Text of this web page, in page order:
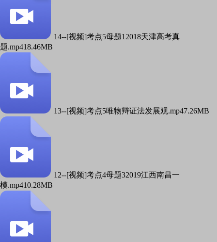
14--[视频]考点5母题12018天津高考真
题.mp418.46MB
13--[视频]考点5唯物辩证法发展观.mp47.26MB
12--[视频]考点4母题32019江西南昌一
模.mp410.28MB